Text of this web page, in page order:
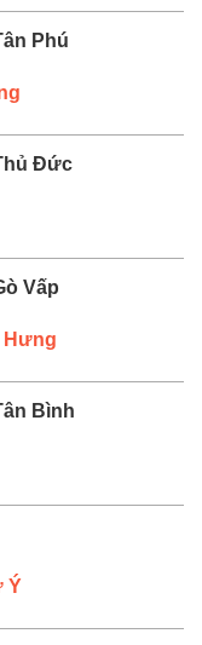
Phú
Đức
Vấp
Hưng
Bình
Ý